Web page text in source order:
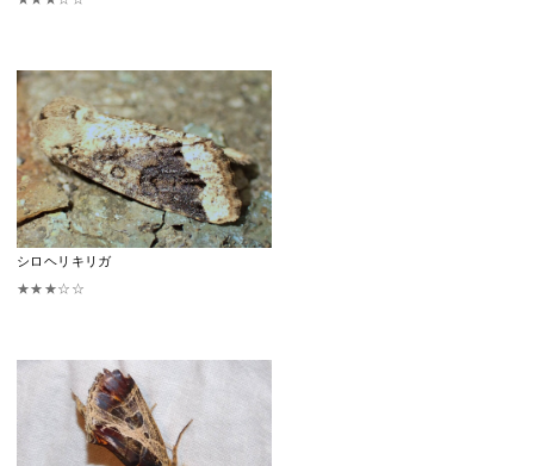
シロヘリキリガ
★★★☆☆